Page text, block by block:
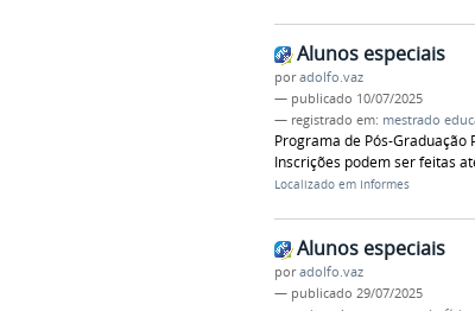
Alunos especiais
poradolfo.vaz
— publicado 10/07/2025
— registrado em: mestrado
Programa de Pós-
Inscrições podem ser feitas
Localizado em Informes
Alunos especiais
poradolfo.vaz
— publicado 29/07/2025